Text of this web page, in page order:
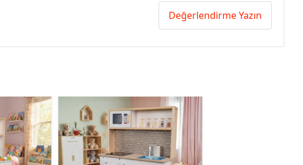
Değerlendirme Yazın